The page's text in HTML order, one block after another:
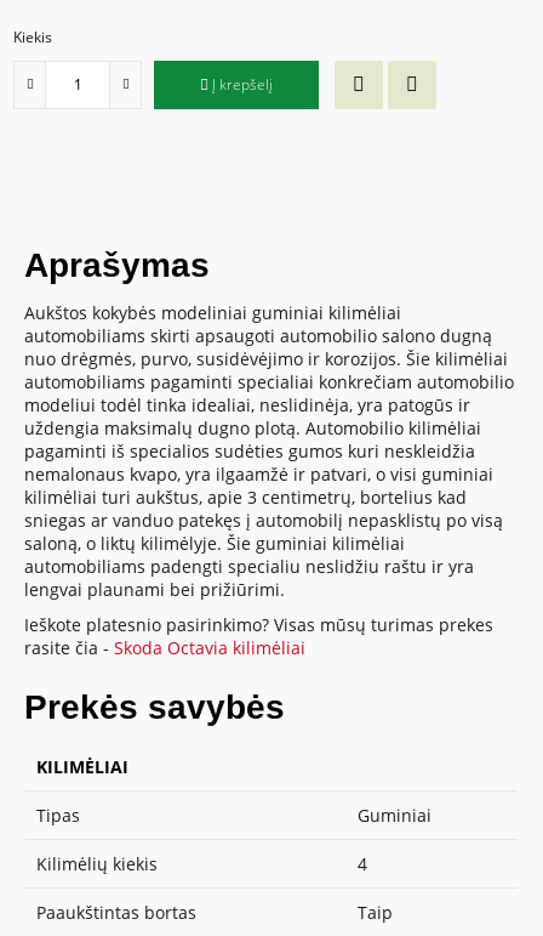
Kiekis
Į krepšelį
Aprašymas
Aukštos kokybės modeliniai guminiai kilimėliai
automobiliams skirti apsaugoti automobilio salono dugną
nuo drėgmės, purvo, susidėvėjimo ir korozijos. Šie kilimėliai
automobiliams pagaminti specialiai konkrečiam automobilio
modeliui todėl tinka idealiai, neslidinėja, yra patogūs ir
uždengia maksimalų dugno plotą. Automobilio kilimėliai
pagaminti iš specialios sudėties gumos kuri neskleidžia
nemalonaus kvapo, yra ilgaamžė ir patvari, o visi guminiai
kilimėliai turi aukštus, apie 3 centimetrų, bortelius kad
sniegas ar vanduo patekęs į automobilį nepasklistų po visą
saloną, o liktų kilimėlyje. Šie guminiai kilimėliai
automobiliams padengti specialiu neslidžiu raštu ir yra
lengvai plaunami bei prižiūrimi.
Ieškote platesnio pasirinkimo? Visas mūsų turimas prekes
rasite čia -Skoda Octavia kilimėliai
Prekės savybės
KILIMĖLIAI
Tipas Guminiai
Kilimėlių kiekis 4
Paaukštintas bortas Taip